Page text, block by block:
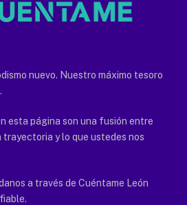
nuevo. Nuestro máximo tesoro
esta página son una fusión entre
y lo que ustedes nos
a través de Cuéntame León